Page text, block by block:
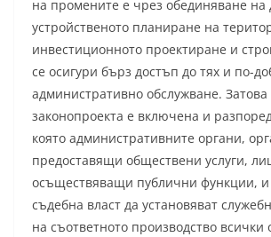
на промените е чрез обединяване на
устройственото планиране на
инвестиционното проектиране и
се осигури бърз достъп до тях и по-
административно обслужване. Затова
законопроекта е включена и
която административните органи,
предоставящи обществени услуги,
осъществяващи публични функции, и
съдебна власт да установяват
на съответното производство всички